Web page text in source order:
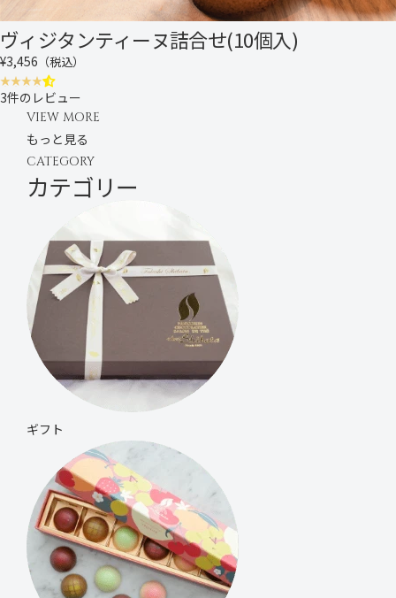
ヴィジタンティーヌ詰合せ(10個入)
¥3,456 （税込）
3件のレビュー
VIEW MORE
もっと見る
CATEGORY
カテゴリー
ギフト